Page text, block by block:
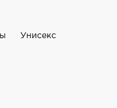
Унисекс